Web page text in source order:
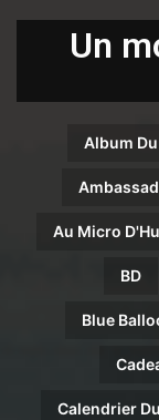
Un
Album Du
Au Micro
BD
Blue
Calendrier